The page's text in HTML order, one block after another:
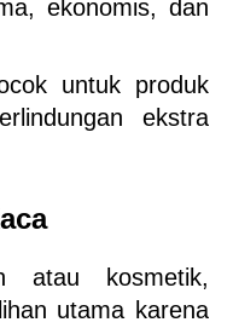
ekonomis, dan
untuk produk
ekstra
atau kosmetik,
utama karena